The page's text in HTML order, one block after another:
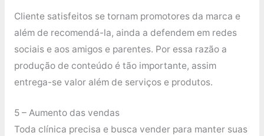
Cliente satisfeitos se tornam promotores da marca e
além de recomendá-la, ainda a defendem em redes
sociais e aos amigos e parentes. Por essa razão a
produção de conteúdo é tão importante, assim
entrega-se valor além de serviços e produtos.
5 – Aumento das vendas
Toda clínica precisa e busca vender para manter suas